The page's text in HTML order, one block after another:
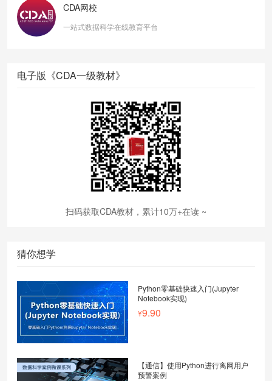
CDA网校
一站式数据科学在线教育平台
电子版《CDA一级教材》
扫码获取CDA教材，累计10万+在读 ~
猜你想学
Python零基础快速入门(Jupyter
Notebook实现)
9.90
【通信】使用Python进行离网用户
预警案例